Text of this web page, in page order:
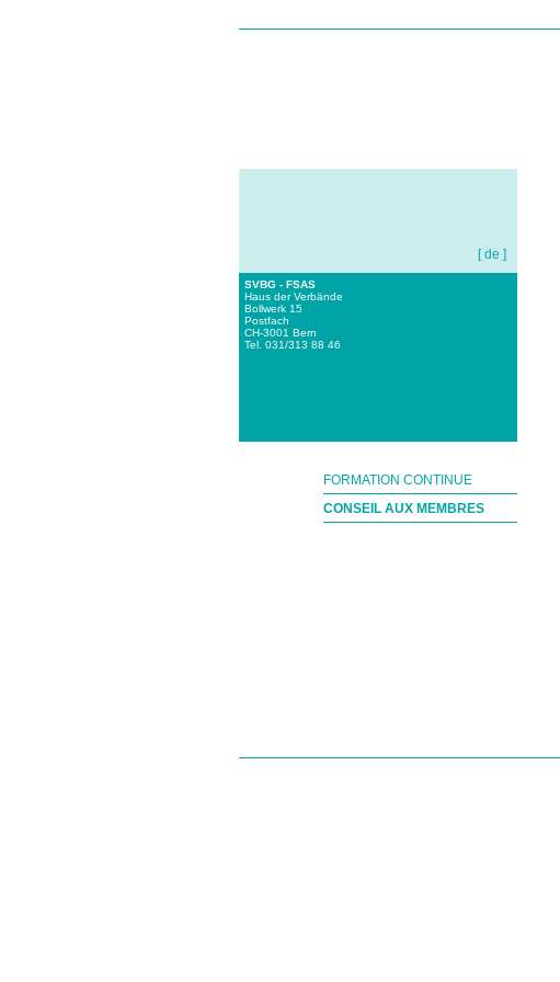
[ de ]
SVBG - FSAS
Haus der Verbände
Bollwerk 15
Postfach
CH-3001 Bern
Tel. 031/313 88 46
FORMATION CONTINUE
CONSEIL AUX MEMBRES